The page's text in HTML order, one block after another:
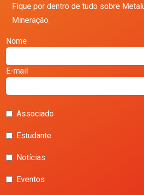
Fique por dentro de tudo sobre
Mineração.
Nome
E-mail
Associado
Estudante
Notícias
Eventos